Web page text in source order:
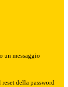
un messaggio
della password